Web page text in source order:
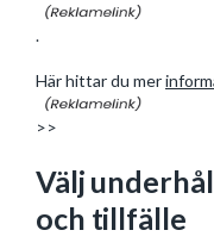
.
Här hittar du mer
>>
Välj
och tillfälle